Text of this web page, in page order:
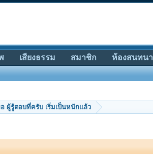
ผู้รู้ตอบที่ครับ เริ่มเป็นหนักแล้ว
เสียงธรรม สมาชิก ห้องสนทนา